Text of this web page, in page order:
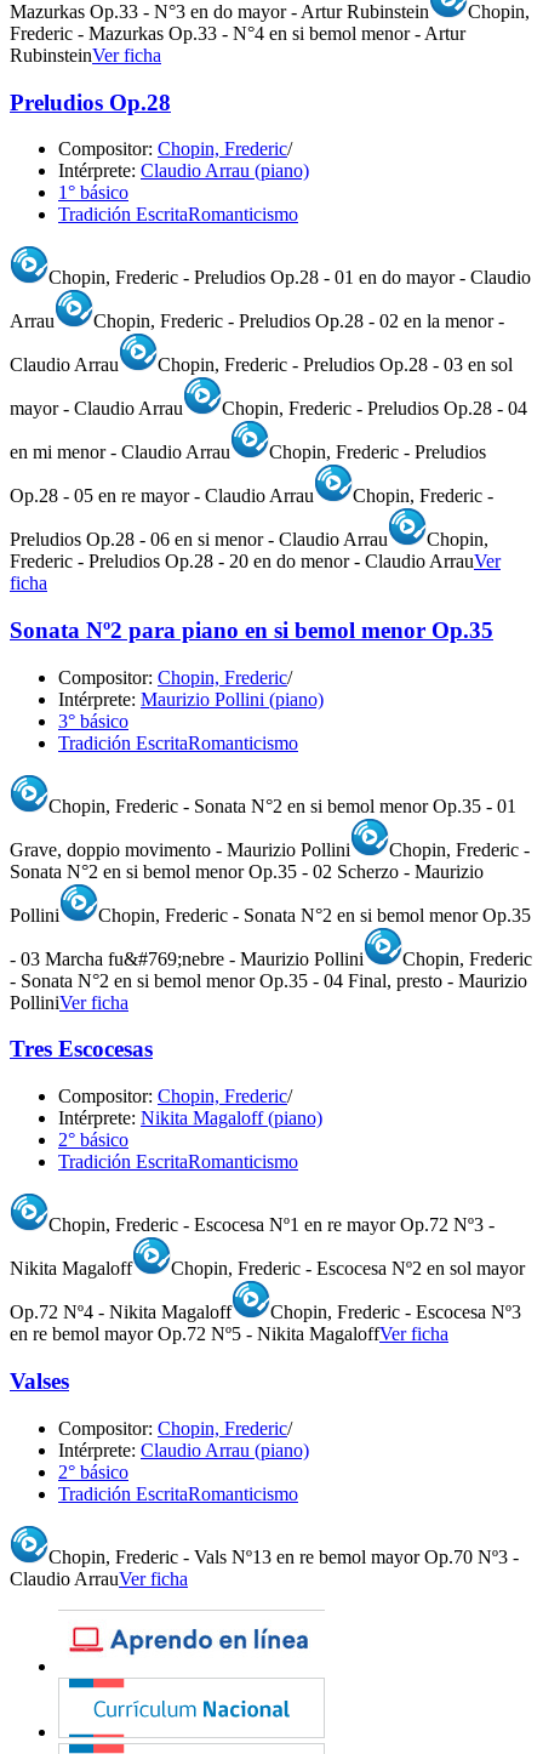
Mazurkas Op.33 - N°3 en do mayor - Artur Rubinstein
Chopin,
Frederic - Mazurkas Op.33 - N°4 en si bemol menor - Artur
RubinsteinVer ficha
Preludios Op.28
Compositor: Chopin, Frederic/
Intérprete: Claudio Arrau (piano)
1° básico
Tradición EscritaRomanticismo
Chopin, Frederic - Preludios Op.28 - 01 en do mayor - Claudio
Arrau Chopin, Frederic - Preludios Op.28 - 02 en la menor -
Claudio Arrau Chopin, Frederic - Preludios Op.28 - 03 en sol
mayor - Claudio Arrau Chopin, Frederic - Preludios Op.28 - 04
en mi menor - Claudio Arrau Chopin, Frederic - Preludios
Op.28 - 05 en re mayor - Claudio Arrau Chopin, Frederic -
Preludios Op.28 - 06 en si menor - Claudio Arrau
Chopin,
Frederic - Preludios Op.28 - 20 en do menor - Claudio ArrauVer
ficha
Sonata Nº2 para piano en si bemol menor Op.35
Compositor: Chopin, Frederic/
Intérprete: Maurizio Pollini (piano)
3° básico
Tradición EscritaRomanticismo
Chopin, Frederic - Sonata N°2 en si bemol menor Op.35 - 01
Grave, doppio movimento - Maurizio Pollini
Chopin, Frederic -
Sonata N°2 en si bemol menor Op.35 - 02 Scherzo - Maurizio
Pollini Chopin, Frederic - Sonata N°2 en si bemol menor Op.35
- 03 Marcha fu&#769;nebre - Maurizio Pollini
Chopin, Frederic
- Sonata N°2 en si bemol menor Op.35 - 04 Final, presto - Maurizio
PolliniVer ficha
Tres Escocesas
Compositor: Chopin, Frederic/
Intérprete: Nikita Magaloff (piano)
2° básico
Tradición EscritaRomanticismo
Chopin, Frederic - Escocesa Nº1 en re mayor Op.72 Nº3 -
Nikita Magaloff Chopin, Frederic - Escocesa Nº2 en sol mayor
Op.72 Nº4 - Nikita Magaloff
Chopin, Frederic - Escocesa Nº3
en re bemol mayor Op.72 Nº5 - Nikita MagaloffVer ficha
Valses
Compositor: Chopin, Frederic/
Intérprete: Claudio Arrau (piano)
2° básico
Tradición EscritaRomanticismo
Chopin, Frederic - Vals Nº13 en re bemol mayor Op.70 Nº3 -
Claudio ArrauVer ficha